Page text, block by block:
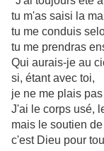
tu m'as saisi la
tu me conduis
tu me prendras
Qui aurais-je au
si, étant avec toi,
je ne me plais
J'ai le corps usé,
mais le soutien
c'est Dieu pour